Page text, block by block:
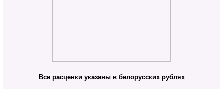
Все расценки указаны в белорусских рублях